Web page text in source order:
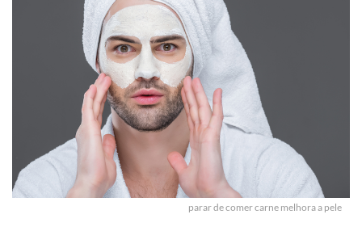
parar de comer carne melhora a pele